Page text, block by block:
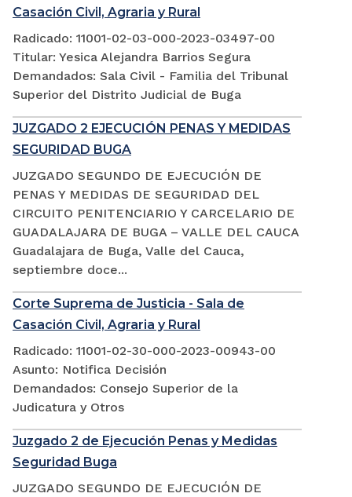
Casación Civil, Agraria y Rural
Radicado: 11001-02-03-000-2023-03497-00
Titular: Yesica Alejandra Barrios Segura
Demandados: Sala Civil - Familia del Tribunal
Superior del Distrito Judicial de Buga
JUZGADO 2 EJECUCIÓN PENAS Y MEDIDAS
SEGURIDAD BUGA
JUZGADO SEGUNDO DE EJECUCIÓN DE
PENAS Y MEDIDAS DE SEGURIDAD DEL
CIRCUITO PENITENCIARIO Y CARCELARIO DE
GUADALAJARA DE BUGA – VALLE DEL CAUCA
Guadalajara de Buga, Valle del Cauca,
septiembre doce...
Corte Suprema de Justicia - Sala de
Casación Civil, Agraria y Rural
Radicado: 11001-02-30-000-2023-00943-00
Asunto: Notifica Decisión
Demandados: Consejo Superior de la
Judicatura y Otros
Juzgado 2 de Ejecución Penas y Medidas
Seguridad Buga
JUZGADO SEGUNDO DE EJECUCIÓN DE